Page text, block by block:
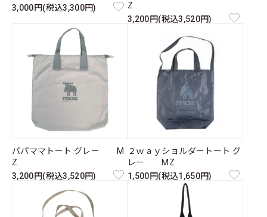
3,000円(税込3,300円)
Z
3,200円(税込3,520円)
パパママトート グレー M
Z
3,200円(税込3,520円)
２ｗａｙショルダートート グ
レー MZ
1,500円(税込1,650円)